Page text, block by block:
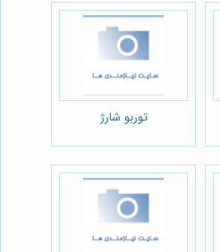
توربو شارژ